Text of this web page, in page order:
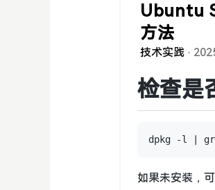
Ubuntu
方法
技术实践 ·
检查是
如果未安装，